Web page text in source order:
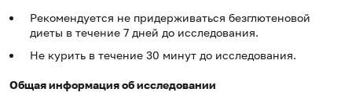
Рекомендуется не придерживаться безглютеновой
диеты в течение 7 дней до исследования.
Не курить в течение 30 минут до исследования.
Общая информация об исследовании